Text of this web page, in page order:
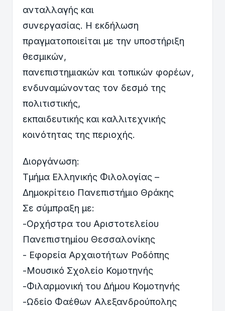
ανταλλαγής και
συνεργασίας. Η εκδήλωση
πραγματοποιείται με την υποστήριξη
θεσμικών,
πανεπιστημιακών και τοπικών φορέων,
ενδυναμώνοντας τον δεσμό της
πολιτιστικής,
εκπαιδευτικής και καλλιτεχνικής
κοινότητας της περιοχής.
Διοργάνωση:
Τμήμα Ελληνικής Φιλολογίας –
Δημοκρίτειο Πανεπιστήμιο Θράκης
Σε σύμπραξη με:
-Ορχήστρα του Αριστοτελείου
Πανεπιστημίου Θεσσαλονίκης
- Εφορεία Αρχαιοτήτων Ροδόπης
-Μουσικό Σχολείο Κομοτηνής
-Φιλαρμονική του Δήμου Κομοτηνής
-Ωδείο Φαέθων Αλεξανδρούπολης